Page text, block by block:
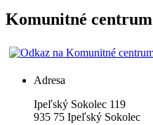
Komunitné centrum
Adresa
Ipeľský Sokolec 119
935 75 Ipeľský Sokolec